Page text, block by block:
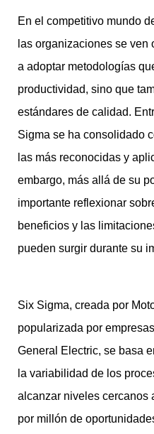
En el competitivo mundo
las organizaciones se ven
a adoptar metodologías
productividad, sino que
estándares de calidad.
Sigma se ha consolidado
las más reconocidas y
embargo, más allá de su
importante reflexionar
beneficios y las
pueden surgir durante su
Six Sigma, creada por
popularizada por
General Electric, se basa
la variabilidad de los
alcanzar niveles cercanos
por millón de